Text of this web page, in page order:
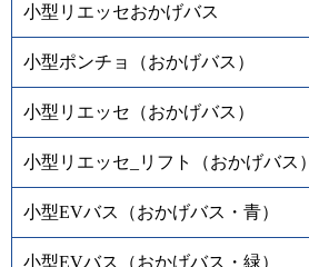
小型リエッセおかげバス
小型ポンチョ（おかげバス）
小型リエッセ（おかげバス）
小型リエッセ_リフト（おかげバス）
小型EVバス（おかげバス・青）
小型EVバス（おかげバス・緑）